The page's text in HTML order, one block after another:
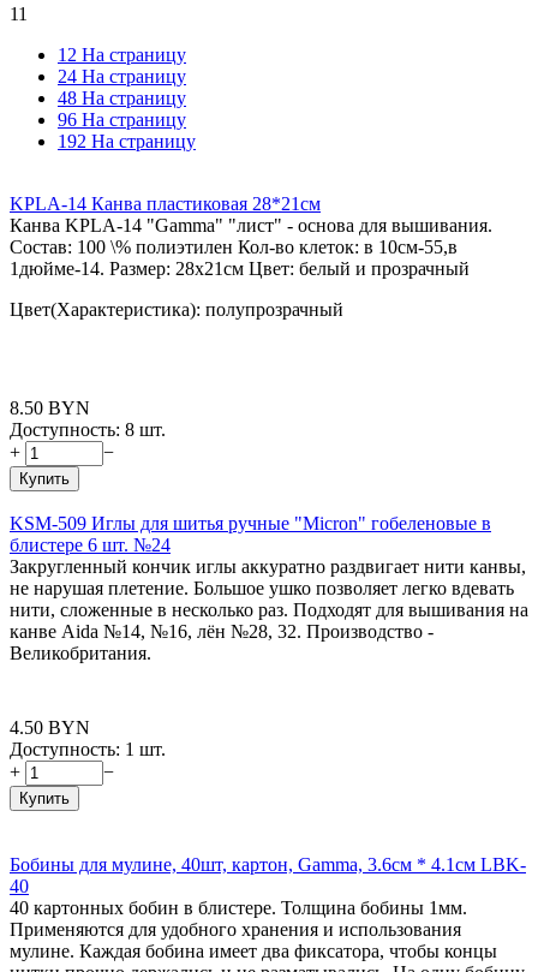
11
12 На страницу
24 На страницу
48 На страницу
96 На страницу
192 На страницу
KPLA-14 Канва пластиковая 28*21см
Канва KPLА-14 "Gamma" "лист" - основа для вышивания.
Состав: 100 \% полиэтилен Кол-во клеток: в 10см-55,в
1дюйме-14. Размер: 28х21см Цвет: белый и прозрачный
Цвет(Характеристика): полупрозрачный
8.50 BYN
Доступность: 8 шт.
+
−
Купить
KSM-509 Иглы для шитья ручные "Micron" гобеленовые в
блистере 6 шт. №24
Закругленный кончик иглы аккуратно раздвигает нити канвы,
не нарушая плетение. Большое ушко позволяет легко вдевать
нити, сложенные в несколько раз. Подходят для вышивания на
канве Aida №14, №16, лён №28, 32. Производство -
Великобритания.
4.50 BYN
Доступность: 1 шт.
+
−
Купить
Бобины для мулине, 40шт, картон, Gamma, 3.6см * 4.1см LBK-
40
40 картонных бобин в блистере. Толщина бобины 1мм.
Применяются для удобного хранения и использования
мулине. Каждая бобина имеет два фиксатора, чтобы концы